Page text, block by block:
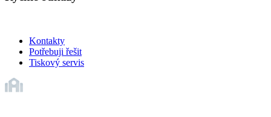
Kontakty
Potřebuji řešit
Tiskový servis